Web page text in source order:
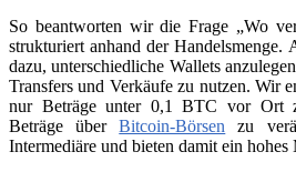
So beantworten wir die Frage „Wo
strukturiert anhand der
dazu, unterschiedliche Wallets
Transfers und Verkäufe zu nutzen. Wir
nur Beträge unter 0,1 BTC vor Ort
Beträge überBitcoin-Börsen zu
Intermediäre und bieten damit ein hohes